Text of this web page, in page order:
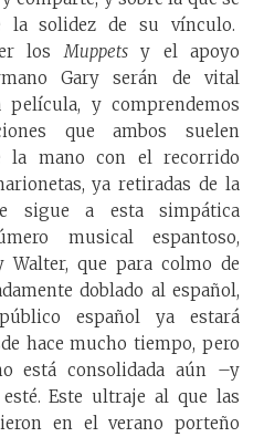
la solidez de su vínculo.
los Muppetsy el apoyo
Gary serán de vital
y comprendemos
que ambos suelen
la mano con el recorrido
ya retiradas de la
sigue a esta simpática
musical espantoso,
Walter, que para colmo de
doblado al español,
español ya estará
hace mucho tiempo, pero
está consolidada aún –y
Este ultraje al que las
en el verano porteño